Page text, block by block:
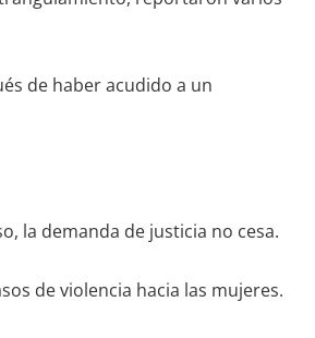
de haber acudido a un
la demanda de justicia no cesa.
de violencia hacia las mujeres.